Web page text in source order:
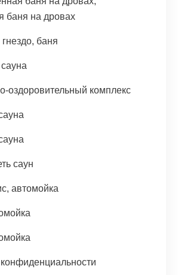
баня на дровах
баня
оздоровительный комплекс
саун
автомойка